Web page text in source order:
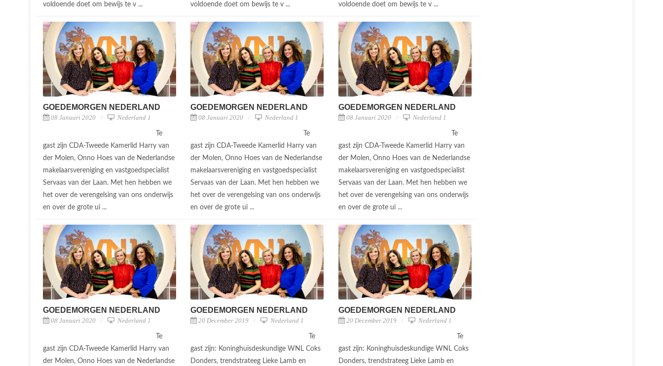
voldoende doet om bewijs te v ...
voldoende doet om bewijs te v ...
voldoende doet om bewijs te v ...
GOEDEMORGEN NEDERLAND
08 Januari 2020 Nederland 1
Te
gast zijn CDA-Tweede Kamerlid Harry van
der Molen, Onno Hoes van de Nederlandse
makelaarsvereniging en vastgoedspecialist
Servaas van der Laan. Met hen hebben we
het over de verengelsing van ons onderwijs
en over de grote ui ...
GOEDEMORGEN NEDERLAND
08 Januari 2020 Nederland 1
Te
gast zijn CDA-Tweede Kamerlid Harry van
der Molen, Onno Hoes van de Nederlandse
makelaarsvereniging en vastgoedspecialist
Servaas van der Laan. Met hen hebben we
het over de verengelsing van ons onderwijs
en over de grote ui ...
GOEDEMORGEN NEDERLAND
08 Januari 2020 Nederland 1
Te
gast zijn CDA-Tweede Kamerlid Harry van
der Molen, Onno Hoes van de Nederlandse
makelaarsvereniging en vastgoedspecialist
Servaas van der Laan. Met hen hebben we
het over de verengelsing van ons onderwijs
en over de grote ui ...
GOEDEMORGEN NEDERLAND
08 Januari 2020 Nederland 1
Te
gast zijn CDA-Tweede Kamerlid Harry van
der Molen, Onno Hoes van de Nederlandse
GOEDEMORGEN NEDERLAND
20 December 2019 Nederland 1
Te
gast zijn: Koninghuisdeskundige WNL Coks
Donders, trendstrateeg Lieke Lamb en
GOEDEMORGEN NEDERLAND
20 December 2019 Nederland 1
Te
gast zijn: Koninghuisdeskundige WNL Coks
Donders, trendstrateeg Lieke Lamb en